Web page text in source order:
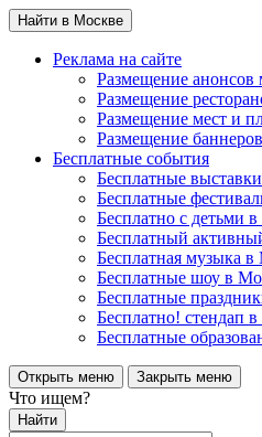
Найти в Москве
Реклама на сайте
Размещение анонсов
Размещение
Размещение мест и
Размещение баннеров
Бесплатные события
Бесплатные
Бесплатные
Бесплатно с детьми
Бесплатный
Бесплатная музыка в
Бесплатные шоу в
Бесплатные
Бесплатно! стендап
Бесплатные
Открыть меню Закрыть меню
Что ищем?
Найти